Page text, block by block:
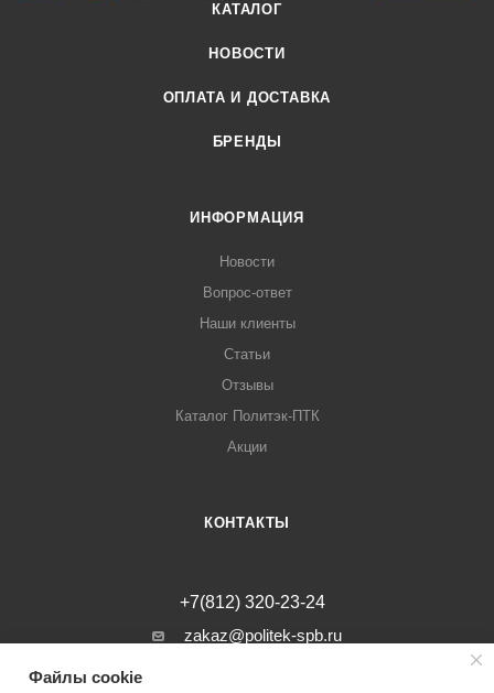
КАТАЛОГ
НОВОСТИ
ОПЛАТА И ДОСТАВКА
БРЕНДЫ
ИНФОРМАЦИЯ
Новости
Вопрос-ответ
Наши клиенты
Статьи
Отзывы
Каталог Политэк-ПТК
Акции
КОНТАКТЫ
+7(812) 320-23-24
zakaz@politek-spb.ru
г. Санкт-Петербург, Минеральная ул, д.
Файлы cookie